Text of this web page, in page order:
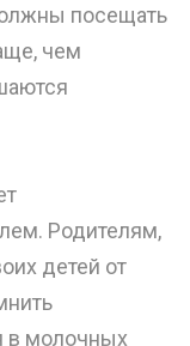
посещать
чем
Родителям,
детей от
в молочных